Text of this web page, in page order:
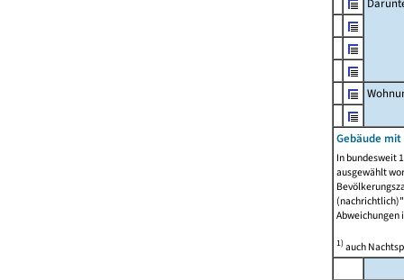
Gebäude
In bundesweit
ausgewählt
Abweichungen
1)auch